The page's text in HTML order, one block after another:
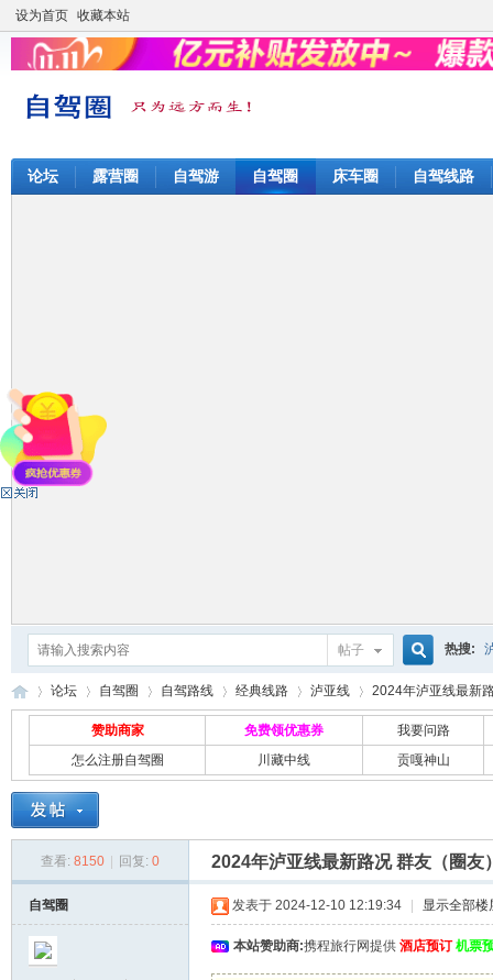
设为首页 收藏本站
论坛 露营圈 自驾游 自驾圈 床车圈 自驾线路
帖子
搜
索
热搜:
自 »
论坛
›
自驾圈
›
自驾路线
›
经典线路
›
泸亚线
›
2024年泸亚线最新
赞助商家 免费领优惠券
我要问路
怎么注册自驾圈
川藏中线 贡嘎神山
查看: 8150 回复: 0 2024年泸亚线最新路况 群友（圈友
自驾圈 发表于 2024-12-10 12:19:34 显示全部楼
本站赞助商:携程旅行网提供 酒店预订 机票